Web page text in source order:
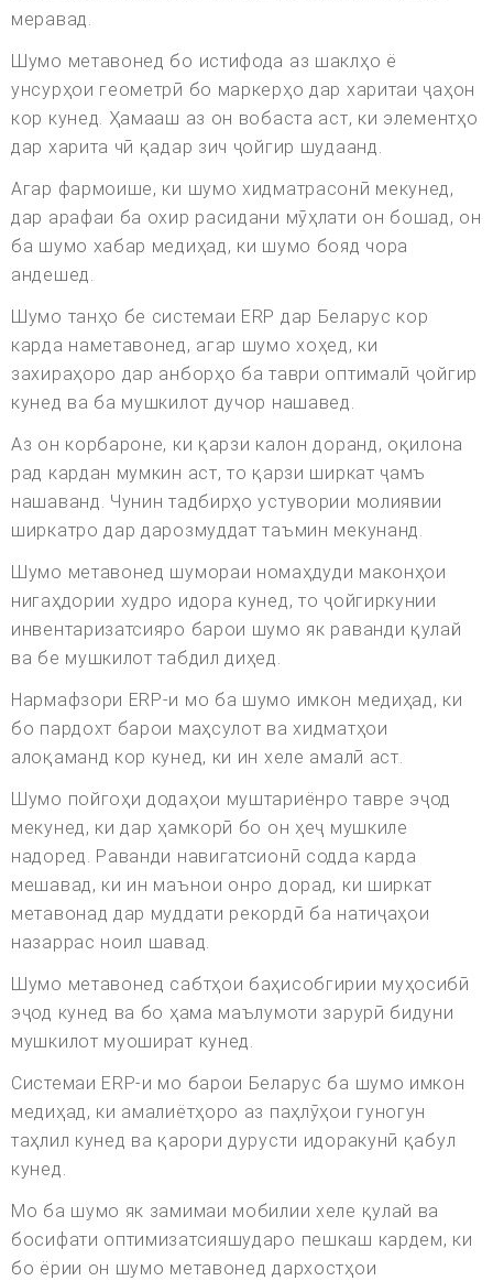
меравад.
Шумо метавонед бо истифода аз шаклҳо ё
унсурҳои геометрӣ бо маркерҳо дар харитаи ҷаҳон
кор кунед. Ҳамааш аз он вобаста аст, ки элементҳо
дар харита чӣ қадар зич ҷойгир шудаанд.
Агар фармоише, ки шумо хидматрасонӣ мекунед,
дар арафаи ба охир расидани мӯҳлати он бошад, он
ба шумо хабар медиҳад, ки шумо бояд чора
андешед.
Шумо танҳо бе системаи ERP дар Беларус кор
карда наметавонед, агар шумо хоҳед, ки
захираҳоро дар анборҳо ба таври оптималӣ ҷойгир
кунед ва ба мушкилот дучор нашавед.
Аз он корбароне, ки қарзи калон доранд, оқилона
рад кардан мумкин аст, то қарзи ширкат ҷамъ
нашаванд. Чунин тадбирҳо устувории молиявии
ширкатро дар дарозмуддат таъмин мекунанд.
Шумо метавонед шумораи номаҳдуди маконҳои
нигаҳдории худро идора кунед, то ҷойгиркунии
инвентаризатсияро барои шумо як раванди қулай
ва бе мушкилот табдил диҳед.
Нармафзори ERP-и мо ба шумо имкон медиҳад, ки
бо пардохт барои маҳсулот ва хидматҳои
алоқаманд кор кунед, ки ин хеле амалӣ аст.
Шумо пойгоҳи додаҳои муштариёнро тавре эҷод
мекунед, ки дар ҳамкорӣ бо он ҳеҷ мушкиле
надоред. Раванди навигатсионӣ содда карда
мешавад, ки ин маънои онро дорад, ки ширкат
метавонад дар муддати рекордӣ ба натиҷаҳои
назаррас ноил шавад.
Шумо метавонед сабтҳои баҳисобгирии муҳосибӣ
эҷод кунед ва бо ҳама маълумоти зарурӣ бидуни
мушкилот муошират кунед.
Системаи ERP-и мо барои Беларус ба шумо имкон
медиҳад, ки амалиётҳоро аз паҳлӯҳои гуногун
таҳлил кунед ва қарори дурусти идоракунӣ қабул
кунед.
Мо ба шумо як замимаи мобилии хеле қулай ва
босифати оптимизатсияшударо пешкаш кардем, ки
бо ёрии он шумо метавонед дархостҳои